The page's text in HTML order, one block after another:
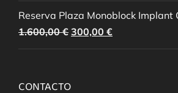
Reserva Plaza Monoblock Implant
1.600,00€ El
precio
300,00 €El
precio
CONTACTO